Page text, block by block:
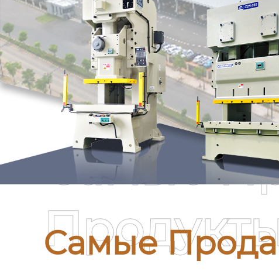
Самые
Самые